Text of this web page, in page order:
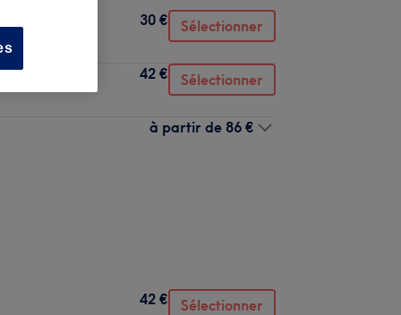
30 € Sélectionner
42 € Sélectionner
à partir de 86 €
42 € Sélectionner